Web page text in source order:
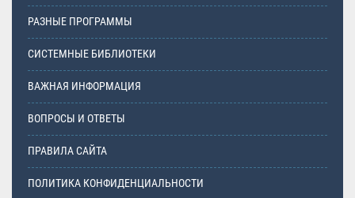
РАЗНЫЕ ПРОГРАММЫ
СИСТЕМНЫЕ БИБЛИОТЕКИ
ВАЖНАЯ ИНФОРМАЦИЯ
ВОПРОСЫ И ОТВЕТЫ
ПРАВИЛА САЙТА
ПОЛИТИКА КОНФИДЕНЦИАЛЬНОСТИ